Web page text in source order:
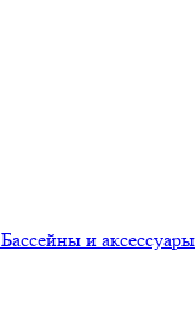
Бассейны и аксессуары